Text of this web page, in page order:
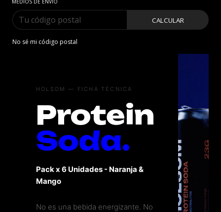
MEDIOS DE ENVÍO
CALCULAR
No sé mi código postal
HOLSOM — FICHA TÉCNICA
Protein
Soda.
Pack x 6 Unidades - Naranja &
Mango
No es una bebida energizante. No